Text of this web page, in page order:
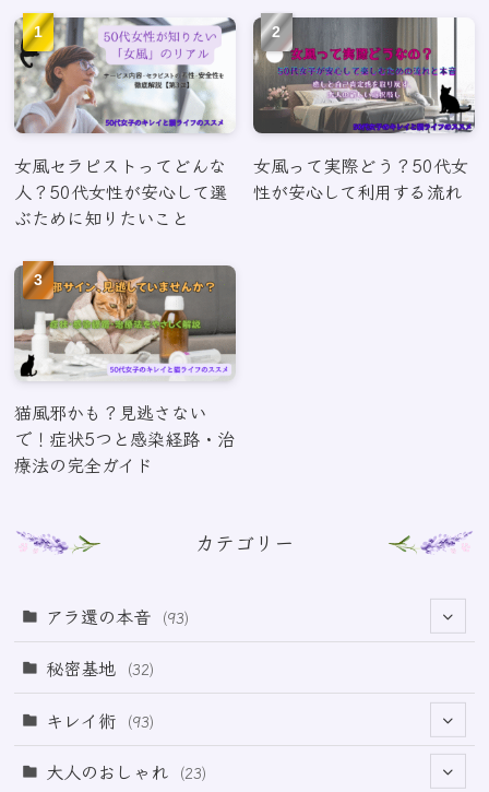
女風セラピストってどんな
人？50代女性が安心して選
ぶために知りたいこと
女風って実際どう？50代女
性が安心して利用する流れ
猫風邪かも？見逃さない
で！症状5つと感染経路・治
療法の完全ガイド
カテゴリー
アラ還の本音 (93)
(69)
秘密基地 (32)
キレイ術 (93)
(32)
大人のおしゃれ (23)